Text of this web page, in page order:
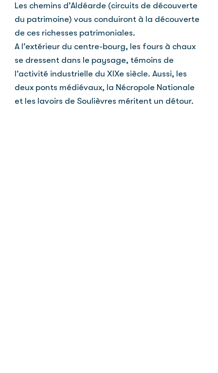
Les chemins d’Aldéarde (circuits de découverte
du patrimoine) vous conduiront à la découverte
de ces richesses patrimoniales.
A l’extérieur du centre-bourg, les fours à chaux
se dressent dans le paysage, témoins de
l’activité industrielle du XIXe siècle. Aussi, les
deux ponts médiévaux, la Nécropole Nationale
et les lavoirs de Soulièvres méritent un détour.